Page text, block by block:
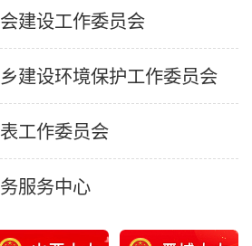
建设工作委员会
建设环境保护工作委员会
工作委员会
服务中心